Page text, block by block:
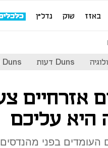
באזז שוק נדל"ן
Duns דעות Duns נדל"ן
אזרחיים
היא עליכם
בפני מהנדסים